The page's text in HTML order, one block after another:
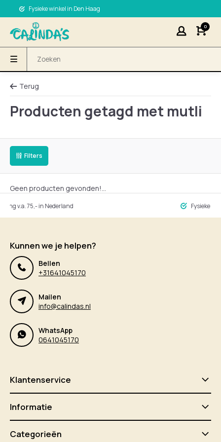
Fysieke winkel in Den Haag
0
Terug
Producten getagd met mutli
Filters
Geen producten gevonden!...
v.a. 75,- in Nederland Fysieke
Kunnen we je helpen?
Bellen
+31641045170
Mailen
info@calindas.nl
WhatsApp
0641045170
Klantenservice
Informatie
Categorieën